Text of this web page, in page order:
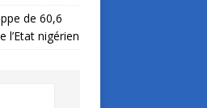
de 60,6
l’Etat nigérien